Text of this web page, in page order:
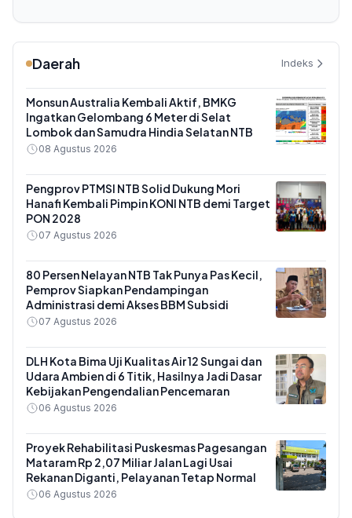
Daerah Indeks
Monsun Australia Kembali Aktif, BMKG
Ingatkan Gelombang 6 Meter di Selat
Lombok dan Samudra Hindia Selatan NTB
08 Agustus 2026
Pengprov PTMSI NTB Solid Dukung Mori
Hanafi Kembali Pimpin KONI NTB demi Target
PON 2028
07 Agustus 2026
80 Persen Nelayan NTB Tak Punya Pas Kecil,
Pemprov Siapkan Pendampingan
Administrasi demi Akses BBM Subsidi
07 Agustus 2026
DLH Kota Bima Uji Kualitas Air 12 Sungai dan
Udara Ambien di 6 Titik, Hasilnya Jadi Dasar
Kebijakan Pengendalian Pencemaran
06 Agustus 2026
Proyek Rehabilitasi Puskesmas Pagesangan
Mataram Rp 2,07 Miliar Jalan Lagi Usai
Rekanan Diganti, Pelayanan Tetap Normal
06 Agustus 2026